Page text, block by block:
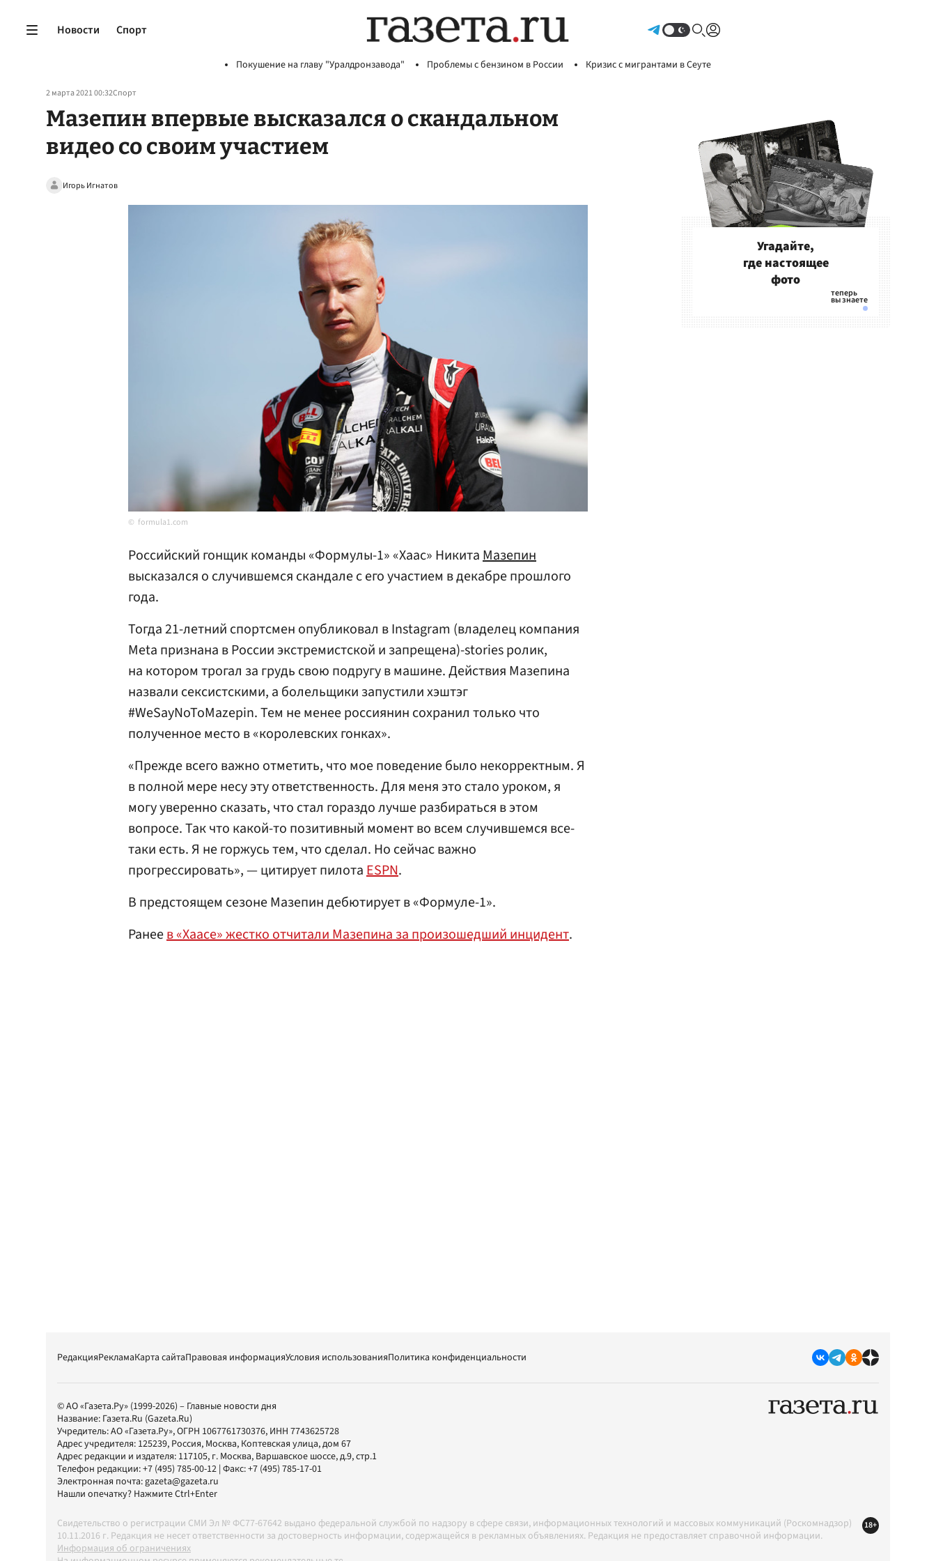
Новости Спорт
Покушение на главу "Уралдронзавода" Проблемы с бензином в России Кризис с мигрантами в Сеуте
2 марта 2021 00:32Спорт
Мазепин впервые высказался о скандальном
видео со своим участием
Игорь Игнатов
formula1.com
Российский гонщик команды «Формулы-1» «Хаас» НикитаМазепин
высказался о случившемся скандале с его участием в декабре прошлого
года.
Тогда 21-летний спортсмен опубликовал в Instagram (владелец компания
Meta признана в России экстремистской и запрещена)-stories ролик,
на котором трогал за грудь свою подругу в машине. Действия Мазепина
назвали сексистскими, а болельщики запустили хэштэг
#WeSayNoToMazepin. Тем не менее россиянин сохранил только что
полученное место в «королевских гонках».
«Прежде всего важно отметить, что мое поведение было некорректным. Я
в полной мере несу эту ответственность. Для меня это стало уроком, я
могу уверенно сказать, что стал гораздо лучше разбираться в этом
вопросе. Так что какой-то позитивный момент во всем случившемся все-
таки есть. Я не горжусь тем, что сделал. Но сейчас важно
прогрессировать», — цитирует пилотаESPN.
В предстоящем сезоне Мазепин дебютирует в «Формуле-1».
Ранеев «Хаасе» жестко отчитали Мазепина за произошедший инцидент.
Угадайте,
где настоящее
фото
РедакцияРекламаКарта сайтаПравовая информацияУсловия использованияПолитика конфиденциальности
© АО «Газета.Ру» (1999-2026) – Главные новости дня
Название: Газета.Ru (Gazeta.Ru)
Учредитель:АО «Газета.Ру», ОГРН 1067761730376, ИНН 7743625728
Адрес учредителя: 125239, Россия, Москва, Коптевская улица, дом 67
Адрес редакции и издателя: 117105, г. Москва, Варшавское шоссе, д.9, стр.1
Телефон редакции:+7 (495) 785-00-12 | Факс:+7 (495) 785-17-01
Электронная почта:gazeta@gazeta.ru
Нашли опечатку? Нажмите Ctrl+Enter
Свидетельство о регистрации СМИ Эл № ФС77-67642 выдано федеральной службой по надзору в сфере связи, информационных технологий и массовых коммуникаций (Роскомнадзор)
10.11.2016 г. Редакция не несет ответственности за достоверность информации, содержащейся в рекламных объявлениях. Редакция не предоставляет справочной информации.
Информация об ограничениях
18+